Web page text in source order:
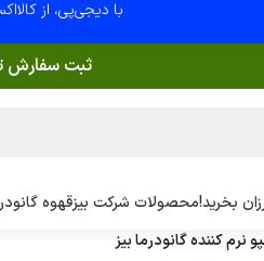
با دیجی‌پی، از
ثبت سفارش
بخرید!محصولات شرکت بیزقهوه
نرم کننده گانودرما بیز